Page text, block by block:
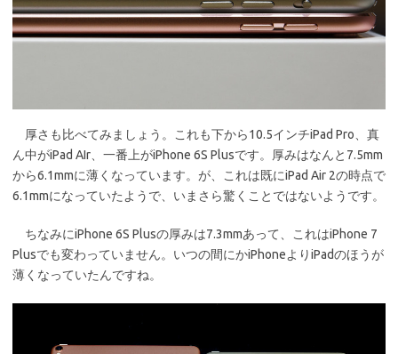
厚さも比べてみましょう。これも下から10.5インチiPad Pro、真
ん中がiPad AIr、一番上がiPhone 6S Plusです。厚みはなんと7.5mm
から6.1mmに薄くなっています。が、これは既にiPad Air 2の時点で
6.1mmになっていたようで、いまさら驚くことではないようです。
ちなみにiPhone 6S Plusの厚みは7.3mmあって、これはiPhone 7
Plusでも変わっていません。いつの間にかiPhoneよりiPadのほうが
薄くなっていたんですね。